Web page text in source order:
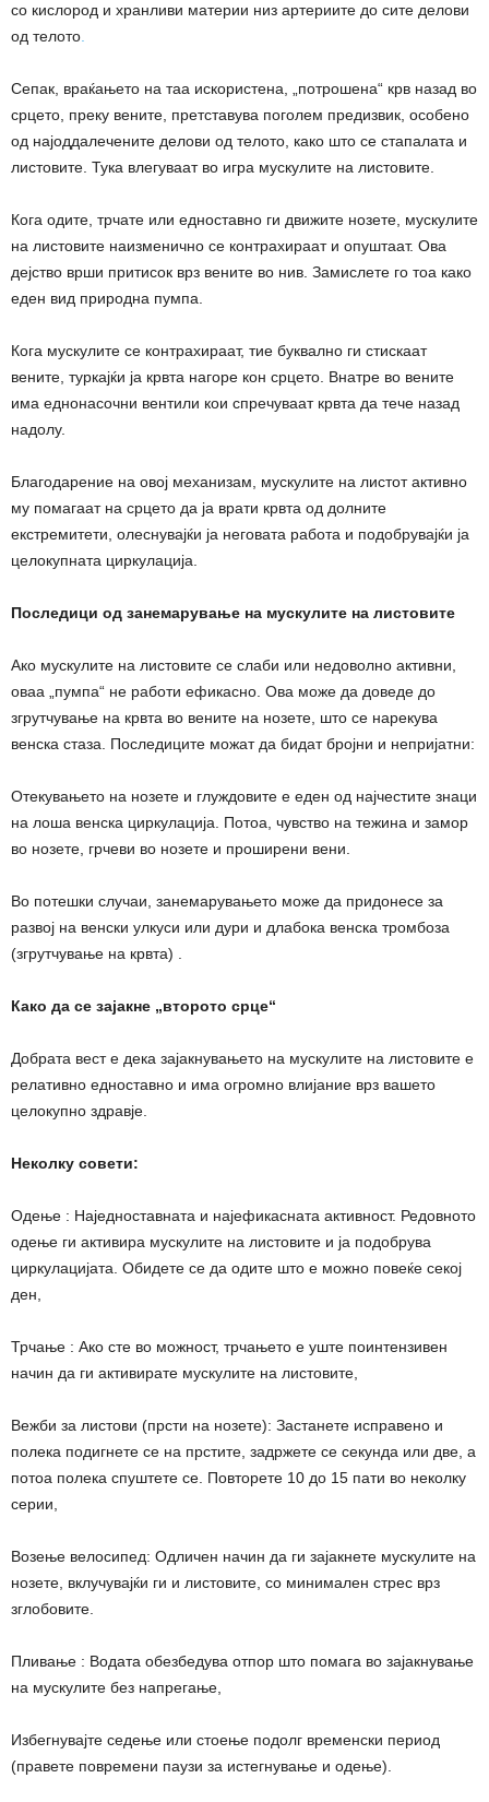
со кислород и хранливи материи низ артериите до сите делови
од телото
Сепак, враќањето на таа искористена, „потрошена“ крв назад во
срцето, преку вените, претставува поголем предизвик, особено
од најоддалечените делови од телото, како што се стапалата и
листовите. Тука влегуваат во игра мускулите на листовите.
Кога одите, трчате или едноставно ги движите нозете, мускулите
на листовите наизменично се контрахираат и опуштаат. Ова
дејство врши притисок врз вените во нив. Замислете го тоа како
еден вид природна пумпа.
Кога мускулите се контрахираат, тие буквално ги стискаат
вените, туркајќи ја крвта нагоре кон срцето. Внатре во вените
има еднонасочни вентили кои спречуваат крвта да тече назад
надолу.
Благодарение на овој механизам, мускулите на листот активно
му помагаат на срцето да ја врати крвта од долните
екстремитети, олеснувајќи ја неговата работа и подобрувајќи ја
целокупната циркулација.
Последици од занемарување на мускулите на листовите
Ако мускулите на листовите се слаби или недоволно активни,
оваа „пумпа“ не работи ефикасно. Ова може да доведе до
згрутчување на крвта во вените на нозете, што се нарекува
венска стаза. Последиците можат да бидат бројни и непријатни:
Отекувањето на нозете и глуждовите е еден од најчестите знаци
на лоша венска циркулација. Потоа, чувство на тежина и замор
во нозете, грчеви во нозете и проширени вени.
Во потешки случаи, занемарувањето може да придонесе за
развој на венски улкуси или дури и длабока венска тромбоза
(згрутчување на крвта) .
Како да се зајакне „второто срце“
Добрата вест е дека зајакнувањето на мускулите на листовите е
релативно едноставно и има огромно влијание врз вашето
целокупно здравје.
Неколку совети:
Одење : Наједноставната и најефикасната активност. Редовното
одење ги активира мускулите на листовите и ја подобрува
циркулацијата. Обидете се да одите што е можно повеќе секој
ден,
Трчање : Ако сте во можност, трчањето е уште поинтензивен
начин да ги активирате мускулите на листовите,
Вежби за листови (прсти на нозете): Застанете исправено и
полека подигнете се на прстите, задржете се секунда или две, а
потоа полека спуштете се. Повторете 10 до 15 пати во неколку
серии,
Возење велосипед: Одличен начин да ги зајакнете мускулите на
нозете, вклучувајќи ги и листовите, со минимален стрес врз
зглобовите.
Пливање : Водата обезбедува отпор што помага во зајакнување
на мускулите без напрегање,
Избегнувајте седење или стоење подолг временски период
(правете повремени паузи за истегнување и одење).